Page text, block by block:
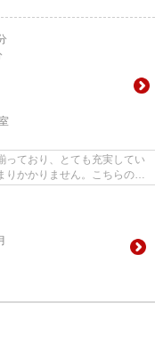
っており、とても充実してい
りかかりません。こちらの物